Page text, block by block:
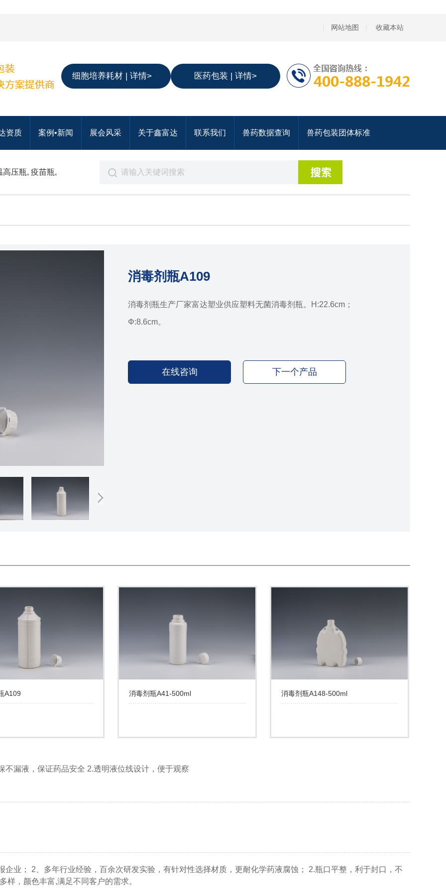
网站地图 收藏本站
细胞培养耗材 | 详情> 医药包装 | 详情>
资质 案例•新闻 展会风采 关于鑫富达 联系我们 兽药数据查询 兽药包装团体标准
高压瓶, 疫苗瓶,
消毒剂瓶A109
消毒剂瓶生产厂家富达塑业供应塑料无菌消毒剂瓶。H:22.6cm；
Φ:8.6cm。
在线咨询 下一个产品
A109 消毒剂瓶A41-500ml 消毒剂瓶A148-500ml
不漏液，保证药品安全 2.透明液位线设计，便于观察
企业； 2、多年行业经验，百余次研发实验，有针对性选择材质，更耐化学药液腐蚀； 2.瓶口平整，利于封口，不
样，颜色丰富,满足不同客户的需求。